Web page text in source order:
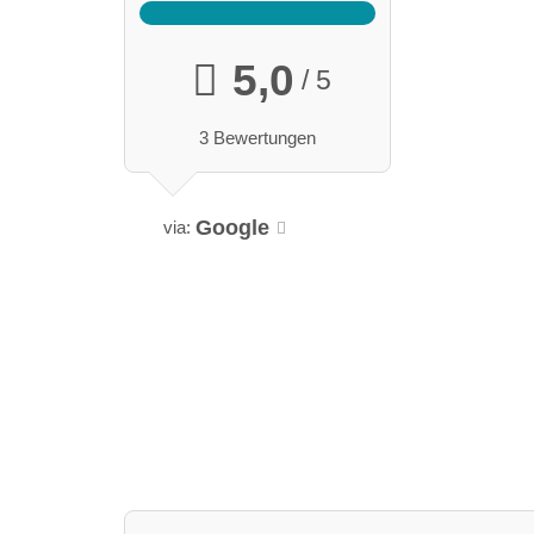
5,0 / 5
3 Bewertungen
via: Google